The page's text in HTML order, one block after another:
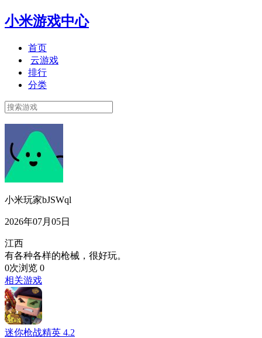
小米游戏中心
首页
云游戏
排行
分类
小米玩家bJSWql
2026年07月05日
江西
有各种各样的枪械，很好玩。
0次浏览 0
相关游戏
迷你枪战精英 4.2